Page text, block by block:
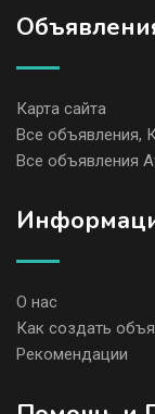
Карта сайта
Все объявления,
Все объявления
О нас
Как создать
Рекомендации